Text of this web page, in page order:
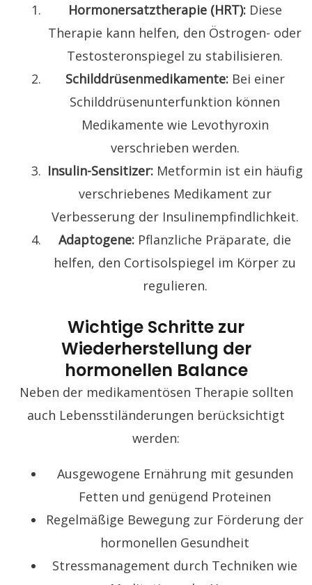
Hormonersatztherapie (HRT):Diese
Therapie kann helfen, den Östrogen- oder
Testosteronspiegel zu stabilisieren.
Schilddrüsenmedikamente:Bei einer
Schilddrüsenunterfunktion können
Medikamente wie Levothyroxin
verschrieben werden.
Insulin-Sensitizer:Metformin ist ein häufig
verschriebenes Medikament zur
Verbesserung der Insulinempfindlichkeit.
Adaptogene: Pflanzliche Präparate, die
helfen, den Cortisolspiegel im Körper zu
regulieren.
Wichtige Schritte zur
Wiederherstellung der
hormonellen Balance
Neben der medikamentösen Therapie sollten
auch Lebensstiländerungen berücksichtigt
werden:
Ausgewogene Ernährung mit gesunden
Fetten und genügend Proteinen
Regelmäßige Bewegung zur Förderung der
hormonellen Gesundheit
Stressmanagement durch Techniken wie